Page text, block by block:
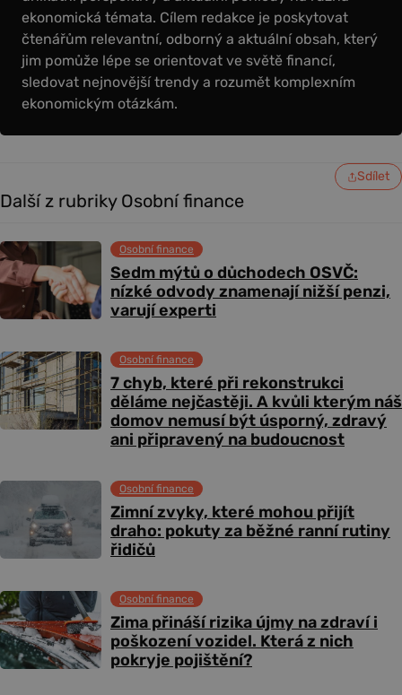
ekonomická témata. Cílem redakce je poskytovat
čtenářům relevantní, odborný a aktuální obsah, který
jim pomůže lépe se orientovat ve světě financí,
sledovat nejnovější trendy a rozumět komplexním
ekonomickým otázkám.
Sdílet
Další z rubriky Osobní finance
Sedm mýtů o důchodech OSVČ:
nízké odvody znamenají nižší penzi,
varují experti
Osobní finance
7 chyb, které při rekonstrukci
děláme nejčastěji. A kvůli kterým náš
domov nemusí být úsporný, zdravý
ani připravený na budoucnost
Osobní finance
Zimní zvyky, které mohou přijít
draho: pokuty za běžné ranní rutiny
řidičů
Osobní finance
Zima přináší rizika újmy na zdraví i
poškození vozidel. Která z nich
pokryje pojištění?
Osobní finance